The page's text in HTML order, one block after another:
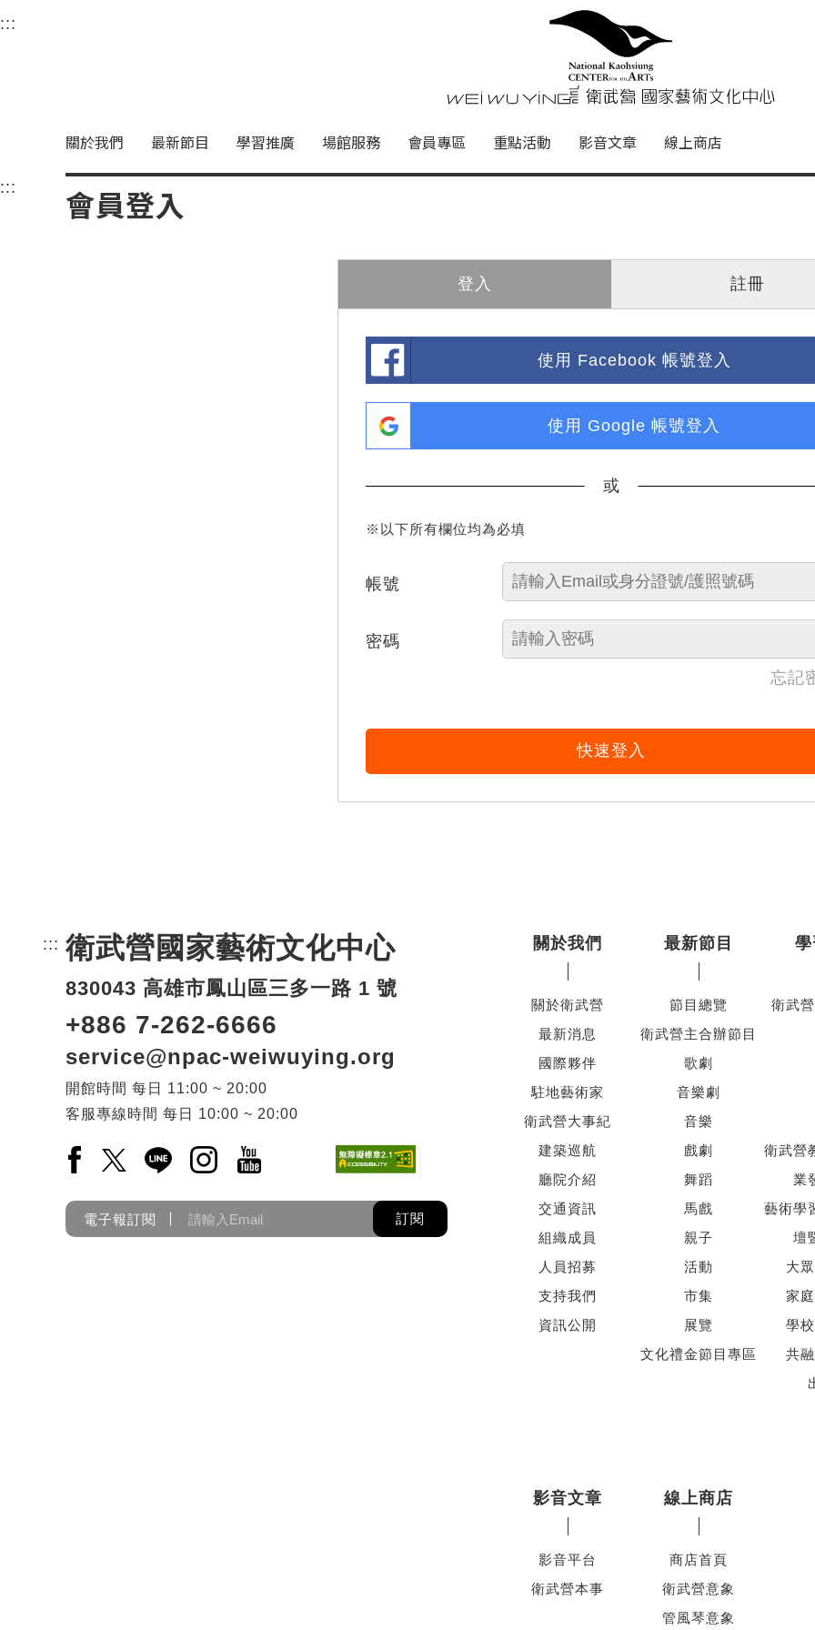
衛武營國家藝術文化中心
中央內容區塊，為本頁主要內容區。
::: 衛武營國家藝術文
關於我們 最新節目 學習推廣 場館服務 會員專區 重點活動 影音文章 線上商店
::: 中央內容區塊，為本頁主要內容區。
會員登入
登入 註冊
使用 Facebook 帳號登入
使用 Google 帳號登入
或
※以下所有欄位均為必填
帳號
密碼
忘記
快速登入
::: 頁尾網站資訊。
衛武營國家藝術文化中心
830043 高雄市鳳山區三多一路 1 號
+886 7-262-6666
service@npac-weiwuying.org
開館時間 每日
11:00 ~ 20:00
客服專線時間 每日 10:00 ~ 20:00
Facebook(另開新視窗)
X(另開新視窗)
LINE(另開新視窗)
Instagram(另開新視窗)
YouTube(另開新視窗)
電子報訂閱 訂閱
關於我們
關於衛武營
最新消息
國際夥伴
駐地藝術家
衛武營大事紀
建築巡航
廳院介紹
交通資訊
組織成員
人員招募
支持我們
資訊公開
最新節目
節目總覽
衛武營主合辦節目
歌劇
音樂劇
音樂
戲劇
舞蹈
馬戲
親子
活動
市集
展覽
文化禮金節目專區
衛武
衛武營
業
藝術學
壇
大
家
學
共
影音文章
影音平台
衛武營本事
線上商店
商店首頁
衛武營意象
管風琴意象